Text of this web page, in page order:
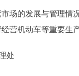
的发展与管理情况
营机动车等重要生
处